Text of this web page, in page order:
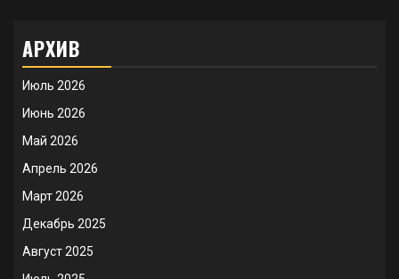
АРХИВ
Июль 2026
Июнь 2026
Май 2026
Апрель 2026
Март 2026
Декабрь 2025
Август 2025